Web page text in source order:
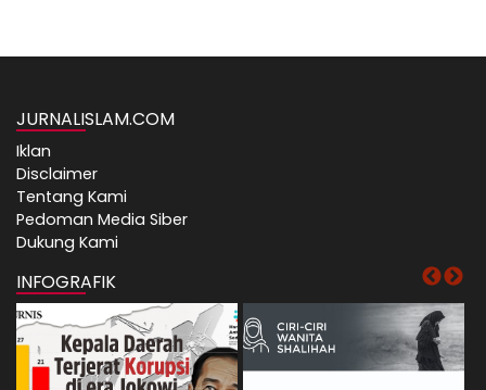
JURNALISLAM.COM
Iklan
Disclaimer
Tentang Kami
Pedoman Media Siber
Dukung Kami
INFOGRAFIK